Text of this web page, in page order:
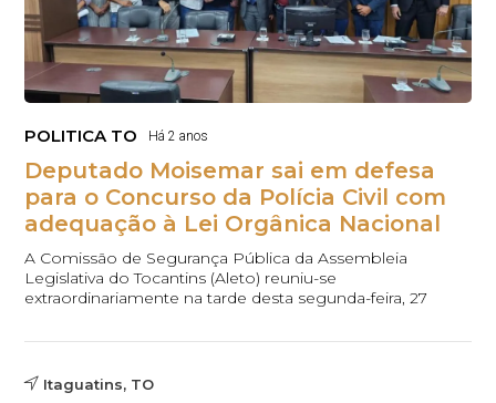
POLITICA TO Há 2 anos
Deputado Moisemar sai em defesa
para o Concurso da Polícia Civil com
adequação à Lei Orgânica Nacional
A Comissão de Segurança Pública da Assembleia
Legislativa do Tocantins (Aleto) reuniu-se
extraordinariamente na tarde desta segunda-feira, 27
Itaguatins, TO